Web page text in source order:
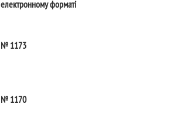
електронному форматі
№ 1173
№ 1170